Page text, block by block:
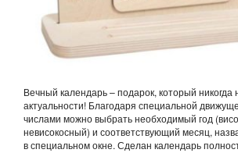
Вечный календарь – подарок, который никогда
актуальности! Благодаря специальной
числами можно выбрать необходимый год
невисокосный) и соответствующий месяц,
в специальном окне. Сделан календарь